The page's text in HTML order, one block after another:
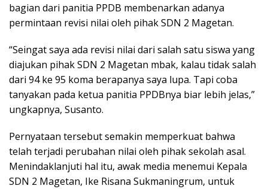
bagian dari panitia PPDB membenarkan adanya
permintaan revisi nilai oleh pihak SDN 2 Magetan.
“Seingat saya ada revisi nilai dari salah satu siswa yang
diajukan pihak SDN 2 Magetan mbak, kalau tidak salah
dari 94 ke 95 koma berapanya saya lupa. Tapi coba
tanyakan pada ketua panitia PPDBnya biar lebih jelas,”
ungkapnya, Susanto.
Pernyataan tersebut semakin memperkuat bahwa
telah terjadi perubahan nilai oleh pihak sekolah asal.
Menindaklanjuti hal itu, awak media menemui Kepala
SDN 2 Magetan, Ike Risana Sukmaningrum, untuk